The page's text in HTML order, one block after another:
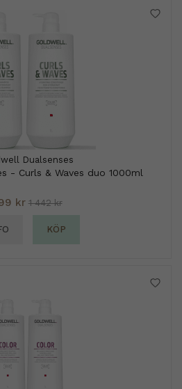
Dualsenses
- Curls & Waves duo 1000ml
kr 1 442 kr
KÖP